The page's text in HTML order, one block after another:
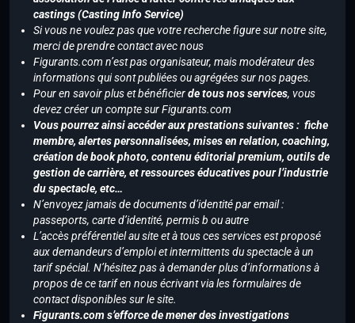
castings (Casting Info Service)
Si vous ne voulez pas que votre recherche figure sur notre site,
merci de prendre contact avec nous
Figurants.com n’est pas organisateur, mais modérateur des
informations qui sont publiées ou agrégées sur nos pages.
Pour en savoir plus et bénéficierde tous nos services, vous
devez créer un compte sur Figurants.com
Vous pourrez ainsi accéder aux prestations suivantes : fiche
membre, alertes personnalisées, mises en relation, coaching,
création de book photo, contenu éditorial premium, outils de
gestion de carrière, et ressources éducatives pour l’industrie
du spectacle, etc…
N’envoyez jamais de documents d’identité par email :
passeports, carte d’identité, permis b ou autre
L’accès préférentiel au site et à tous ces services est proposé
aux demandeurs d’emploi et intermittents du spectacle à un
tarif spécial. N’hésitez pas à demander plus d’informations à
propos de ce tarif en nous écrivant via les formulaires de
contact disponibles sur le site.
Figurants.com s’efforce de mener des investigations